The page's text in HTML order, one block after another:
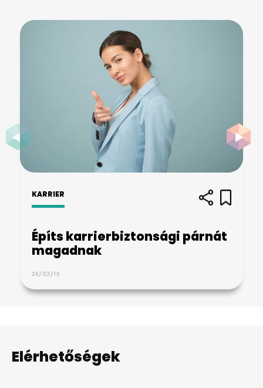
KARRIER
Építs karrierbiztonsági párnát
magadnak
26/03/15
Elérhetőségek